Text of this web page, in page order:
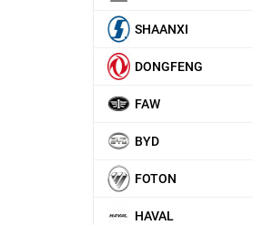
SHAANXI
DONGFENG
FAW
BYD
FOTON
HAVAL